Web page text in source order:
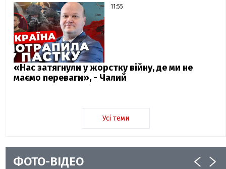
11:55
«Нас затягнули у жорстку війну, де ми не
маємо переваги», - Чалий
Усі теми
ФОТО-ВІДЕО